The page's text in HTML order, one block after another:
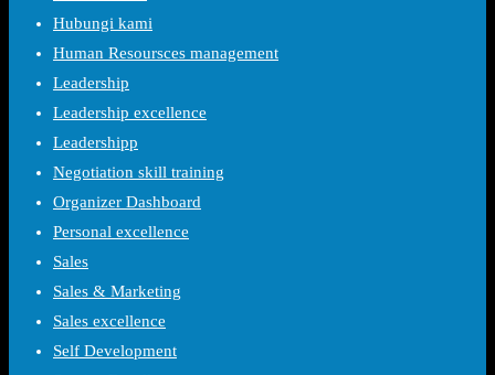
Hubungi kami
Human Resoursces management
Leadership
Leadership excellence
Leadershipp
Negotiation skill training
Organizer Dashboard
Personal excellence
Sales
Sales & Marketing
Sales excellence
Self Development